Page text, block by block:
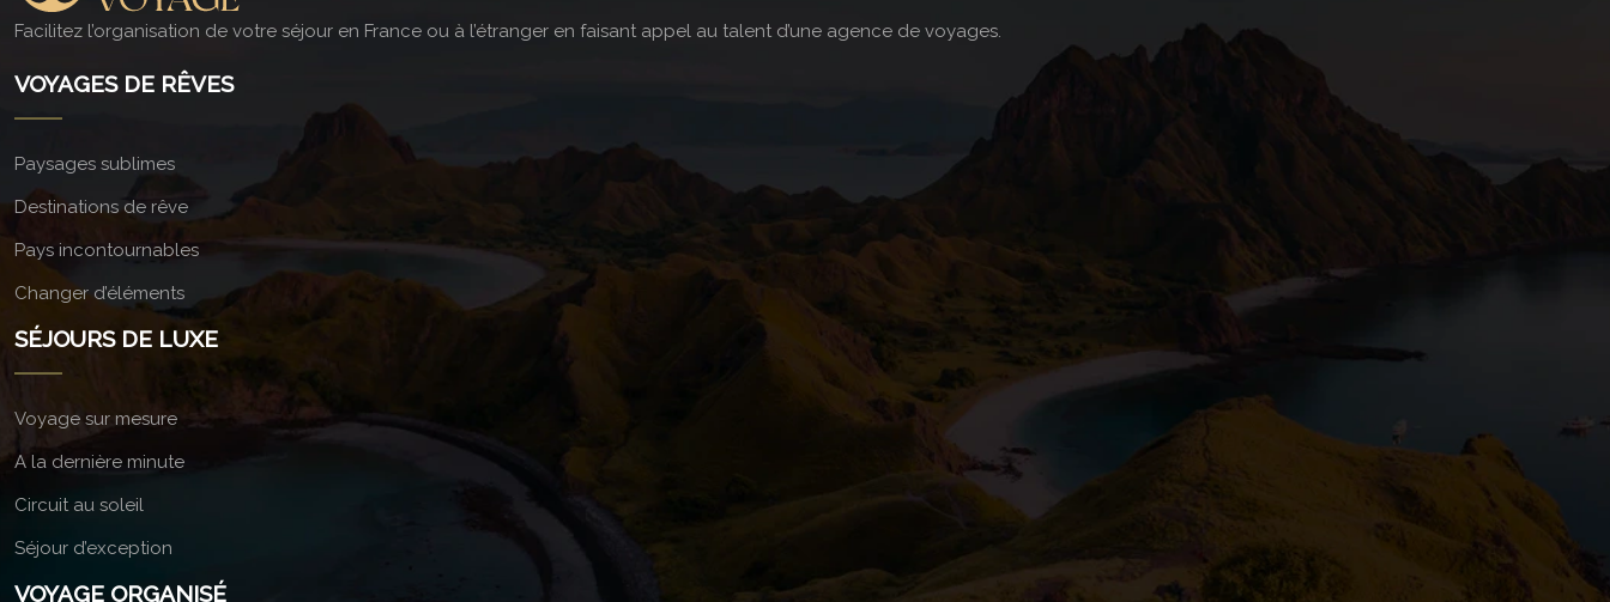
Facilitez l’organisation de votre séjour en France ou à l’étranger en faisant appel au talent d’une agence de voyages.
VOYAGES DE RÊVES
Paysages sublimes
Destinations de rêve
Pays incontournables
Changer d’éléments
SÉJOURS DE LUXE
Voyage sur mesure
A la dernière minute
Circuit au soleil
Séjour d’exception
VOYAGE ORGANISÉ